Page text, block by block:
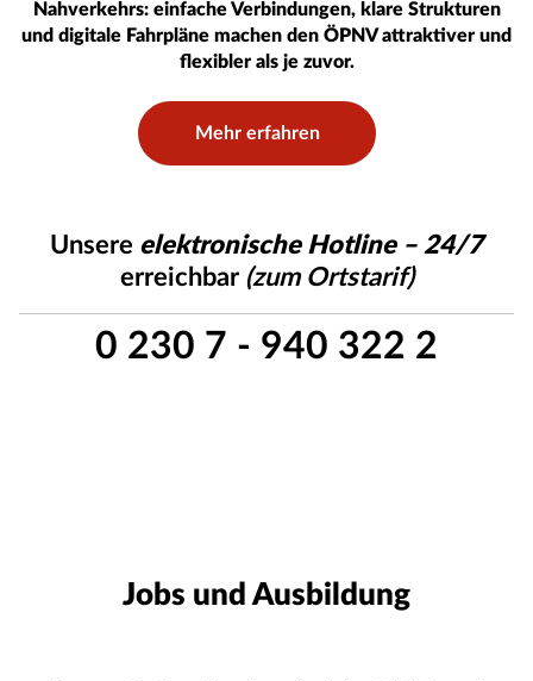
Nahverkehrs: einfache Verbindungen, klare Strukturen
und digitale Fahrpläne machen den ÖPNV attraktiver und
flexibler als je zuvor.
Mehr erfahren
Unsere elektronische Hotline – 24/7
erreichbar (zum Ortstarif)
0 230 7 - 940 322 2
Jobs und Ausbildung